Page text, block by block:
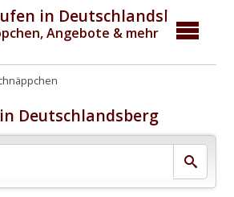
in Deutschlandsberg
Angebote & mehr
Deutschlandsberg